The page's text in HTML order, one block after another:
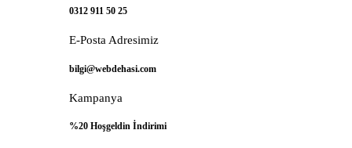
0312 911 50 25
E-Posta Adresimiz
bilgi@webdehasi.com
Kampanya
%20 Hoşgeldin İndirimi